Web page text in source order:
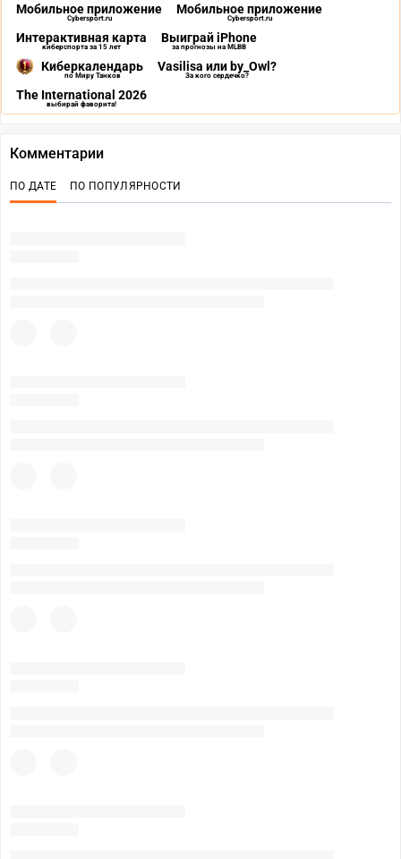
Мобильное приложение
Cybersport.ru
Мобильное приложение
Cybersport.ru
Интерактивная карта
киберспорта за 15 лет
Выиграй iPhone
за прогнозы на MLBB
Киберкалендарь
по Миру Танков
Vasilisa или by_Owl?
За кого сердечко?
The International 2026
выбирай фаворита!
Комментарии
ПО ДАТЕ ПО ПОПУЛЯРНОСТИ